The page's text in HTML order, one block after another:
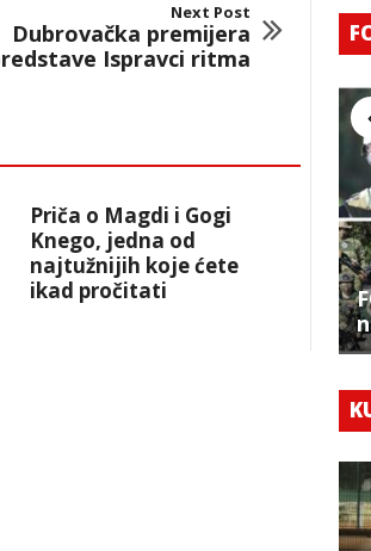
Next Post
Dubrovačka premijera
Ispravci ritma
Priča o Magdi i Gogi
Knego, jedna od
najtužnijih koje ćete
ikad pročitati